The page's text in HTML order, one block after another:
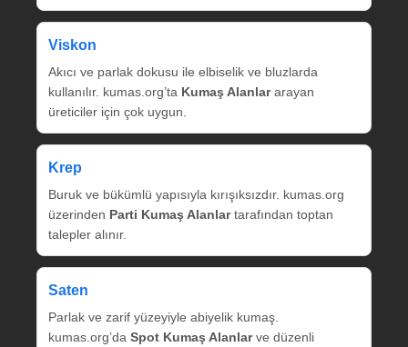
Viskon
Akıcı ve parlak dokusu ile elbiselik ve bluzlarda
kullanılır. kumas.org’ta Kumaş Alanlararayan
üreticiler için çok uygun.
Krep
Buruk ve bükümlü yapısıyla kırışıksızdır. kumas.org
üzerinden Parti Kumaş Alanlartarafından toptan
talepler alınır.
Saten
Parlak ve zarif yüzeyiyle abiyelik kumaş.
kumas.org’da Spot Kumaş Alanlarve düzenli